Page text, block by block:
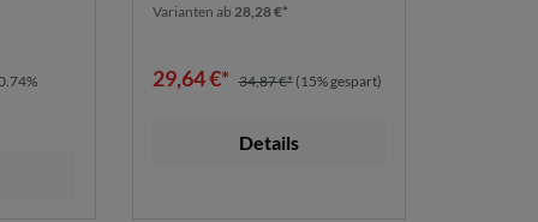
Varianten ab 28,28 €*
29,64 €* 34,87 €* (15% gespart)
Details